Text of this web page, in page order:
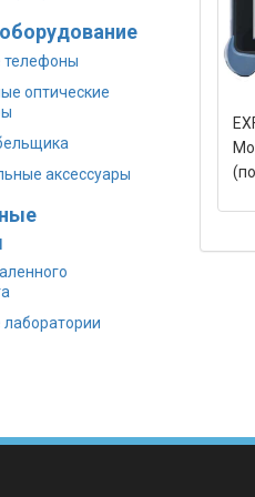
телефоны
оптические
аксессуары